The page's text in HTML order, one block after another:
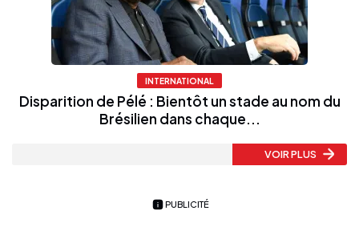
INTERNATIONAL
Disparition de Pélé : Bientôt un stade au nom du
Brésilien dans chaque...
VOIR PLUS
PUBLICITÉ